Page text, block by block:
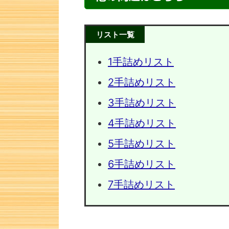
リスト一覧
1手詰めリスト
2手詰めリスト
3手詰めリスト
4手詰めリスト
5手詰めリスト
6手詰めリスト
7手詰めリスト
次の一手問題・27